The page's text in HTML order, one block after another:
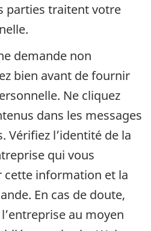
parties traitent votre
demande non
bien avant de fournir
Ne cliquez
dans les messages
Vérifiez l’identité de la
qui vous
information et la
En cas de doute,
au moyen